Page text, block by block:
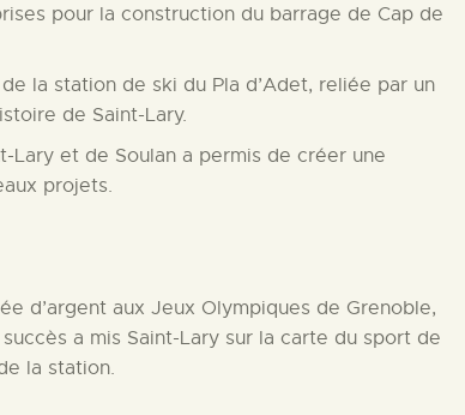
pour la construction du barrage de Cap de
la station de ski du Pla d’Adet, reliée par un
de Saint-Lary.
Lary et de Soulan a permis de créer une
projets.
d’argent aux Jeux Olympiques de Grenoble,
a mis Saint-Lary sur la carte du sport de
la station.